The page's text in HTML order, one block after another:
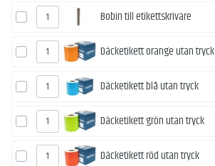
Bobin till etikettskrivare
Däcketikett orange utan tryck
Däcketikett blå utan tryck
Däcketikett grön utan tryck
Däcketikett röd utan tryck